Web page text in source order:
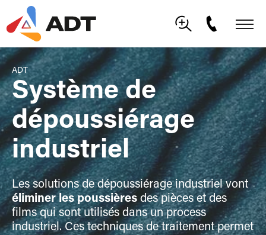
ADT
Système de
dépoussiérage
industriel
Les solutions de dépoussiérage industriel vont
éliminer les poussières des pièces et des
films qui sont utilisés dans un process
industriel. Ces techniques de traitement permet